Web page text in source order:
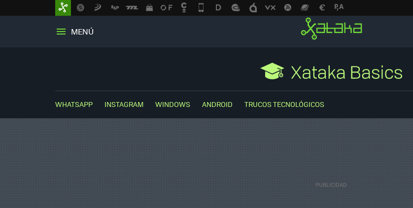
MENÚ
WHATSAPP INSTAGRAM WINDOWS ANDROID TRUCOS TECNOLÓGICOS